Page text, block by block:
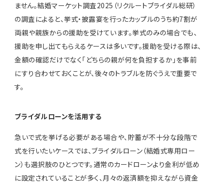
ません。結婚マーケット調査2025（リクルートブライダル総研）
の調査によると、挙式・披露宴を行ったカップルのうち約7割が
両親や親族からの援助を受けています。挙式のみの場合でも、
援助を申し出てもらえるケースは多いです。援助を受ける際は、
金額の確認だけでなく「どちらの親が何を負担するか」を事前
にすり合わせておくことが、後々のトラブルを防ぐうえで重要で
す。
ブライダルローンを活用する
急いで式を挙げる必要がある場合や、貯蓄が不十分な段階で
式を行いたいケースでは、ブライダルローン（結婚式専用ロー
ン）も選択肢のひとつです。通常のカードローンより金利が低め
に設定されていることが多く、月々の返済額を抑えながら資金